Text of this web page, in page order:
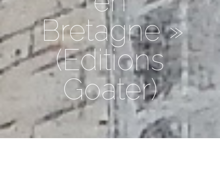
Bretagne »
(Editions
Goater)